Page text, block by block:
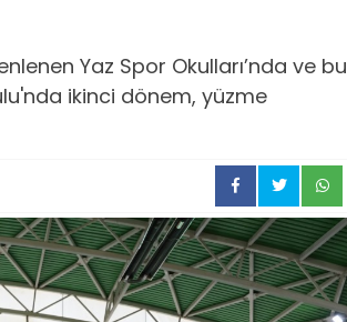
Yaz Spor Okulları’nda ve bu
ikinci dönem, yüzme